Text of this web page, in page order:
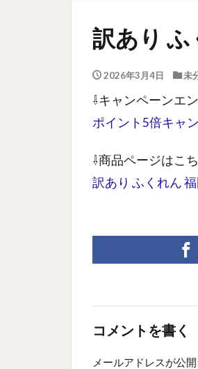
訳あり
2026年3月4日 未
⇩キャンペーンエ
ポイント5倍キャ
⇩商品ページはこ
訳あり ふくれん
コメントを書く
メールアドレスが公